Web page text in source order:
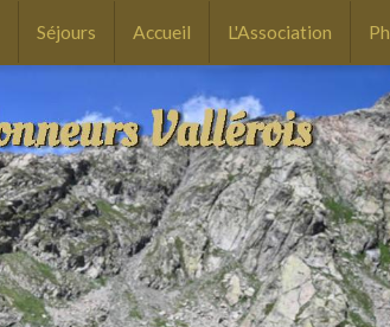
Séjours Accueil L'Association